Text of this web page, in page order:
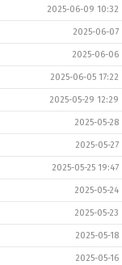
2025-06-09 10:32
2025-06-07
2025-06-06
2025-06-05 17:22
2025-05-29 12:29
2025-05-28
2025-05-27
2025-05-25 19:47
2025-05-24
2025-05-23
2025-05-18
2025-05-16